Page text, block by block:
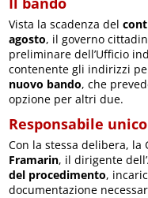
Vista la scadenza del
agosto, il governo
preliminare dell’Ufficio
contenente gli indirizzi
nuovo bando, che
opzione per altri due.
Responsabile
Con la stessa delibera, la
Framarin, il dirigente
del procedimento,
documentazione